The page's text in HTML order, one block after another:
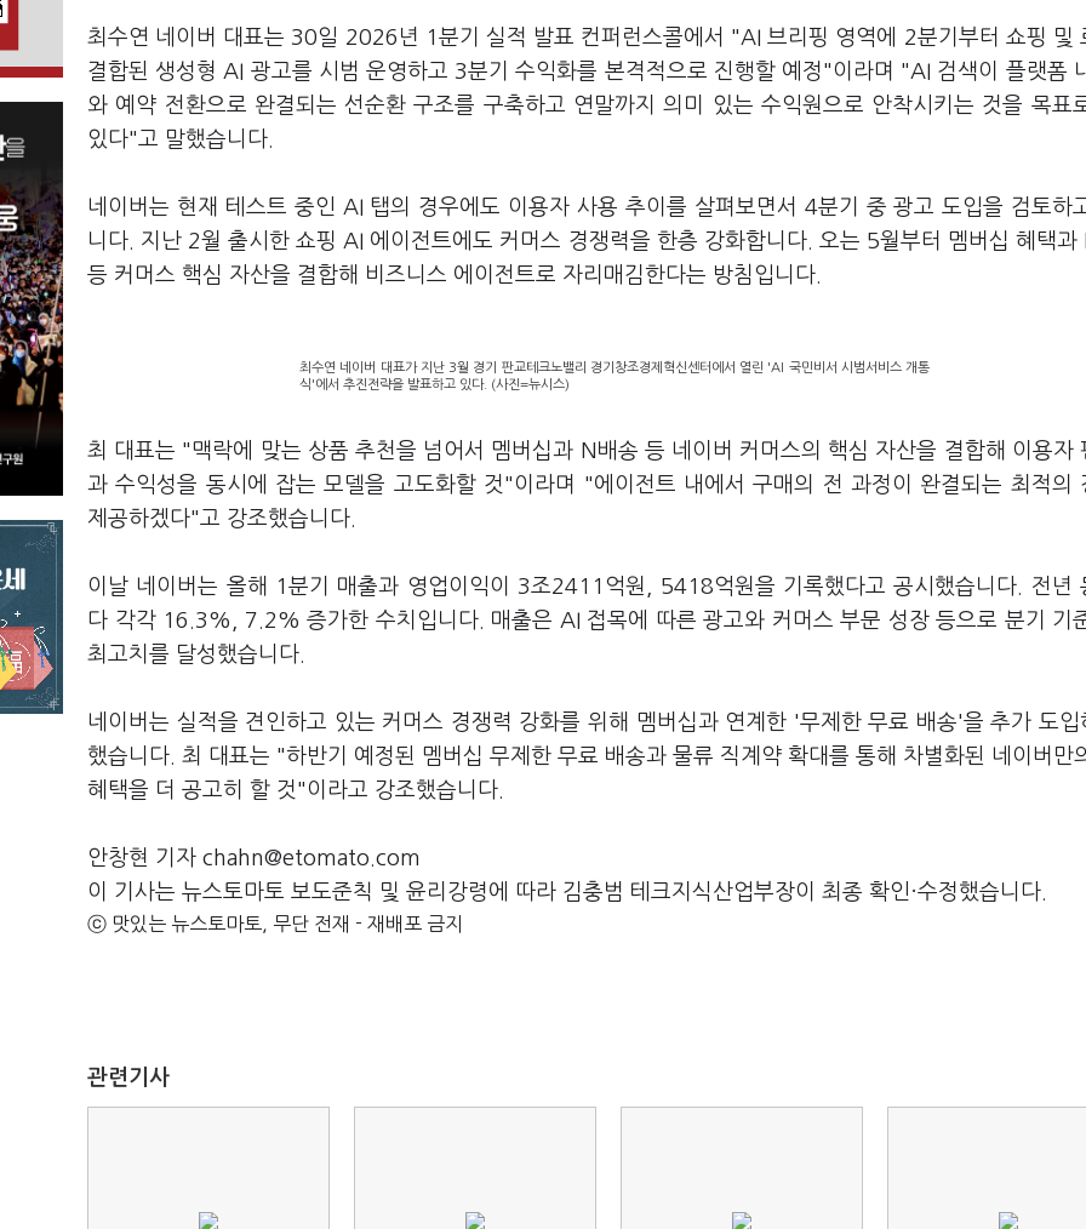
최수연 네이버 대표는 30일 2026년 1분기 실적 발표 컨퍼런스콜에서 "AI 브리핑 영역에 2분기부터 쇼핑 및
결합된 생성형 AI 광고를 시범 운영하고 3분기 수익화를 본격적으로 진행할 예정"이라며 "AI 검색이 플랫폼
와 예약 전환으로 완결되는 선순환 구조를 구축하고 연말까지 의미 있는 수익원으로 안착시키는 것을 목표
있다"고 말했습니다.
네이버는 현재 테스트 중인 AI 탭의 경우에도 이용자 사용 추이를 살펴보면서 4분기 중 광고 도입을 검토하
니다. 지난 2월 출시한 쇼핑 AI 에이전트에도 커머스 경쟁력을 한층 강화합니다. 오는 5월부터 멤버십 혜택과
등 커머스 핵심 자산을 결합해 비즈니스 에이전트로 자리매김한다는 방침입니다.
최수연 네이버 대표가 지난 3월 경기 판교테크노밸리 경기창조경제혁신센터에서 열린 'AI 국민비서 시범서비스 개통
식'에서 추진전략을 발표하고 있다. (사진=뉴시스)
최 대표는 "맥락에 맞는 상품 추천을 넘어서 멤버십과 N배송 등 네이버 커머스의 핵심 자산을 결합해 이용자
과 수익성을 동시에 잡는 모델을 고도화할 것"이라며 "에이전트 내에서 구매의 전 과정이 완결되는 최적의
제공하겠다"고 강조했습니다.
이날 네이버는 올해 1분기 매출과 영업이익이 3조2411억원, 5418억원을 기록했다고 공시했습니다. 전년
다 각각 16.3%, 7.2% 증가한 수치입니다. 매출은 AI 접목에 따른 광고와 커머스 부문 성장 등으로 분기 기
최고치를 달성했습니다.
네이버는 실적을 견인하고 있는 커머스 경쟁력 강화를 위해 멤버십과 연계한 '무제한 무료 배송'을 추가 도입
했습니다. 최 대표는 "하반기 예정된 멤버십 무제한 무료 배송과 물류 직계약 확대를 통해 차별화된 네이버만
혜택을 더 공고히 할 것"이라고 강조했습니다.
안창현 기자 chahn@etomato.com
이 기사는 뉴스토마토 보도준칙 및 윤리강령에 따라 김충범 테크지식산업부장이 최종 확인·수정했습니다.
ⓒ 맛있는 뉴스토마토, 무단 전재 - 재배포 금지
관련기사